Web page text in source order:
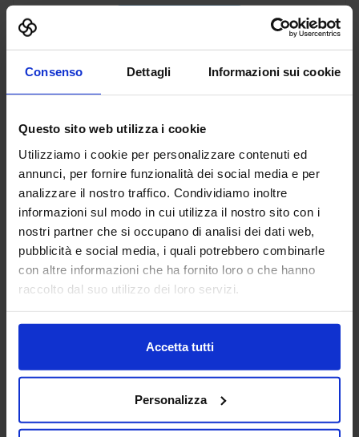
Consenso Dettagli Informazioni sui cookie
Questo sito web utilizza i cookie
Utilizziamo i cookie per personalizzare contenuti ed
annunci, per fornire funzionalità dei social media e per
analizzare il nostro traffico. Condividiamo inoltre
informazioni sul modo in cui utilizza il nostro sito con i
nostri partner che si occupano di analisi dei dati web,
pubblicità e social media, i quali potrebbero combinarle
con altre informazioni che ha fornito loro o che hanno
raccolto dal suo utilizzo dei loro servizi.
Accetta tutti
Personalizza
AUTOMAZIONE E ROBOTICA
abp Antriebstechnik GmbH delivers drive solutions that
keep your machines moving—precisely, reliably, and
efficiently. We specialize in shaft couplings, encoders and
motion control components de...
Padiglione:Pad. 30Stand: A40
ACCETTINI SRL
AUTOMAZIONE E ROBOTICA